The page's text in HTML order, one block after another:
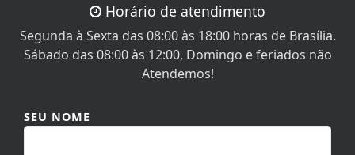
Horário de atendimento
Segunda à Sexta das 08:00 às 18:00 horas de Brasília.
Sábado das 08:00 às 12:00, Domingo e feriados não
Atendemos!
SEU NOME